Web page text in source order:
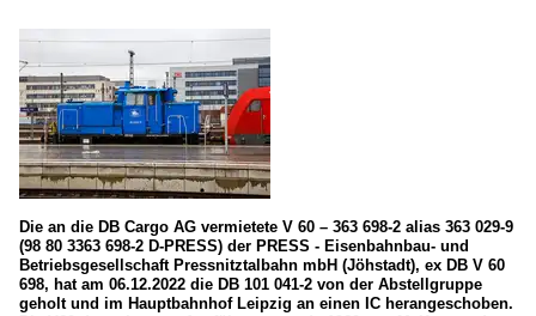
Die an die DB Cargo AG vermietete V 60 – 363 698-2 alias 363 029-9
(98 80 3363 698-2 D-PRESS) der PRESS - Eisenbahnbau- und
Betriebsgesellschaft Pressnitztalbahn mbH (Jöhstadt), ex DB V 60
698, hat am 06.12.2022 die DB 101 041-2 von der Abstellgruppe
geholt und im Hauptbahnhof Leipzig an einen IC herangeschoben.